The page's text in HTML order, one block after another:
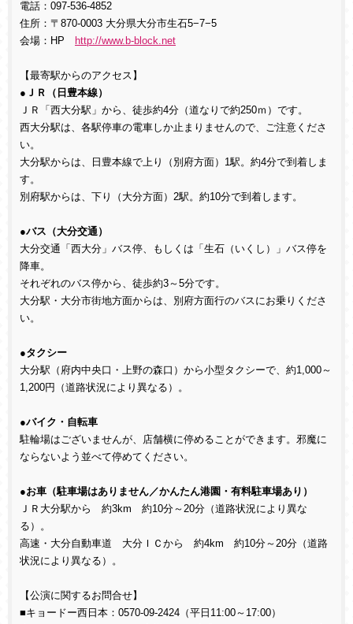
電話：097-536-4852
住所：〒870-0003 大分県大分市生石5−7−5
会場：HP
http://www.b-block.net
【最寄駅からのアクセス】
● ＪＲ（日豊本線）
ＪＲ「西大分駅」から、徒歩約4分（道なりで約250ｍ）です。
西大分駅は、各駅停車の電車しか止まりませんので、ご注意くださ
い。
大分駅からは、日豊本線で上り（別府方面）1駅。約4分で到着しま
す。
別府駅からは、下り（大分方面）2駅。約10分で到着します。
●バス（大分交通）
大分交通「西大分」バス停、もしくは「生石（いくし）」バス停を
降車。
それぞれのバス停から、徒歩約3～5分です。
大分駅・大分市街地方面からは、別府方面行のバスにお乗りくださ
い。
●タクシー
大分駅（府内中央口・上野の森口）から小型タクシーで、約1,000～
1,200円（道路状況により異なる）。
●バイク・自転車
駐輪場はございませんが、店舗横に停めることができます。邪魔に
ならないよう並べて停めてください。
●お車（駐車場はありません／かんたん港園・有料駐車場あり）
ＪＲ大分駅から 約3km 約10分～20分（道路状況により異な
る）。
高速・大分自動車道 大分ＩＣから 約4km 約10分～20分（道路
状況により異なる）。
【公演に関するお問合せ】
■キョードー西日本：0570-09-2424（平日11:00～17:00）